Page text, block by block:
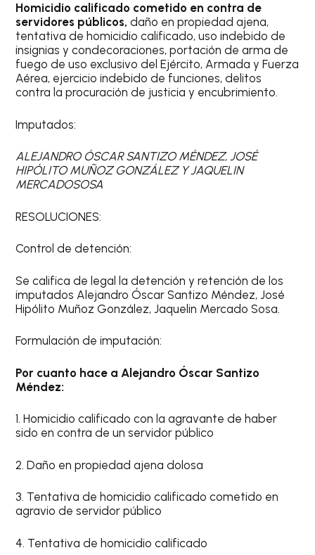
Homicidio calificado cometido en contra de
servidores públicos, daño en propiedad ajena,
tentativa de homicidio calificado, uso indebido de
insignias y condecoraciones, portación de arma de
fuego de uso exclusivo del Ejército, Armada y Fuerza
Aérea, ejercicio indebido de funciones, delitos
contra la procuración de justicia y encubrimiento.
Imputados:
ALEJANDRO ÓSCAR SANTIZO MÉNDEZ, JOSÉ
HIPÓLITO MUÑOZ GONZÁLEZ Y JAQUELIN
MERCADOSOSA
RESOLUCIONES:
Control de detención:
Se califica de legal la detención y retención de los
imputados Alejandro Óscar Santizo Méndez, José
Hipólito Muñoz González, Jaquelin Mercado Sosa.
Formulación de imputación:
Por cuanto hace a Alejandro Óscar Santizo
Méndez:
1. Homicidio calificado con la agravante de haber
sido en contra de un servidor público
2. Daño en propiedad ajena dolosa
3. Tentativa de homicidio calificado cometido en
agravio de servidor público
4. Tentativa de homicidio calificado